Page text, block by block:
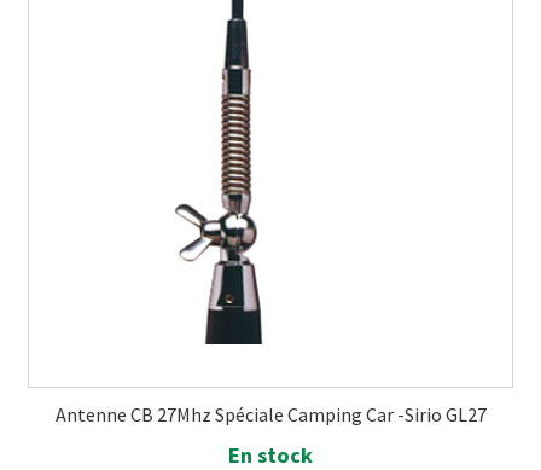
Antenne CB 27Mhz Spéciale Camping Car -Sirio GL27
En stock